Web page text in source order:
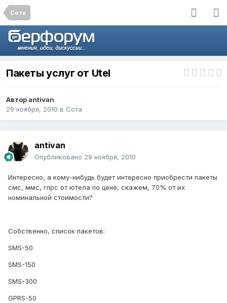
Сота
Пакеты услуг от Utel
Авторantivan
29 ноября, 2010 в Сота
antivan
Опубликовано 29 ноября, 2010
Интересно, а кому-нибудь будет интересно приобрести пакеты
смс, ммс, гпрс от ютела по цене, скажем, 70% от их
номинальной стоимости?
Собственно, список пакетов:
SMS-50
SMS-150
SMS-300
GPRS-50